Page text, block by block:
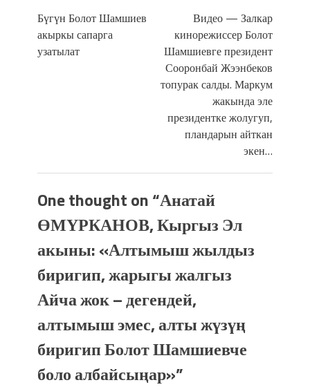
Бүгүн Болот Шамшиев
акыркы сапарга
узатылат
Видео — Залкар
кинорежиссер Болот
Шамшиевге президент
Сооронбай Жээнбеков
топурак салды. Маркум
жакында эле
президентке жолугуп,
пландарын айткан
экен…
One thought on “Анатай
ӨМҮРКАНОВ, Кыргыз Эл
акыны: «Алтымыш жылдыз
биригип, жарыгы жалгыз
Айча жок – дегендей,
алтымыш эмес, алты жүзүң
биригип Болот Шамшиевче
боло албайсыңар»”